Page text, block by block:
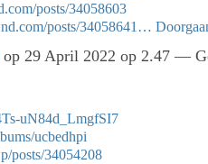
posts/34058603
posts/34058641…
op 29 April 2022 op 2.47 —
uN84d_LmgfSI7
ucbedhpi
posts/34054208